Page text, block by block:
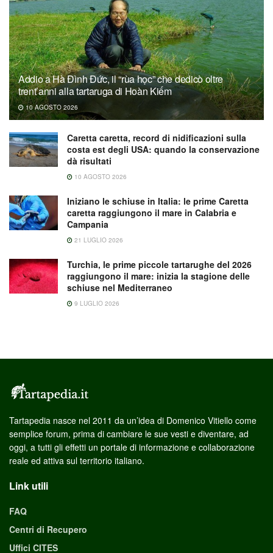
Addio a Hà Đình Đức, il “rùa học” che dedicò oltre
trent’anni alla tartaruga di Hoàn Kiếm
10 AGOSTO 2026
Caretta caretta, record di nidificazioni sulla
costa est degli USA: quando la conservazione
dà risultati
10 AGOSTO 2026
Iniziano le schiuse in Italia: le prime Caretta
caretta raggiungono il mare in Calabria e
Campania
21 LUGLIO 2026
Turchia, le prime piccole tartarughe del 2026
raggiungono il mare: inizia la stagione delle
schiuse nel Mediterraneo
9 LUGLIO 2026
Tartapedia nasce nel 2011 da un’idea di Domenico Vitiello come
semplice forum, prima di cambiare le sue vesti e diventare, ad
oggi, a tutti gli effetti un portale di informazione e collaborazione
reale ed attiva sul territorio italiano.
Link utili
FAQ
Centri di Recupero
Uffici CITES